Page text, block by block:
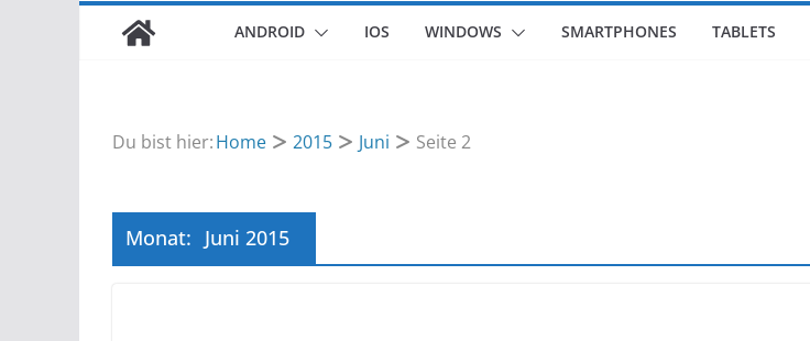
ANDROID IOS WINDOWS SMARTPHONES TABLETS
Du bist hier:Home 2015 Juni Seite 2
Monat: Juni 2015